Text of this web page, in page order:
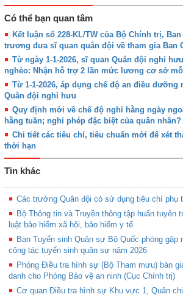
Có thể bạn quan tâm
Kết luận số 228-KL/TW của Bộ Chính trị,
trương đưa sĩ quan quân đội về tham gia Ban
Từ ngày 1-1-2026, sĩ quan Quân đội nghỉ
nghèo: Nhận hỗ trợ 2 lần mức lương cơ sở
Từ 1-1-2026, áp dụng chế độ an điều
Quân đội nghỉ hưu
Quy định mới về chế độ nghỉ hằng ngày
hằng tuần; nghỉ phép đặc biệt của quân nhân?
Chi tiết các tiêu chí, tiêu chuẩn mới để xét
thời hạn
Tin khác
Các trường Quân đội có sử dụng tiêu chí phụ
Bộ Thông tin và Truyền thông tập huấn tuyên
luật bảo hiểm xã hội, bảo hiểm y tế
Ban Tuyển sinh Quân sự Bộ Quốc phòng gặp
công tác tuyển sinh quân sự năm 2026
Phòng Điều tra hình sự (Bộ Tham mưu) bàn
danh cho Phòng Bảo vệ an ninh (Cục Chính trị)
Cơ quan Điều tra hình sự Khu vực 1, Quân